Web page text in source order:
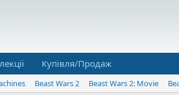
Купівля/Продаж
Beast Wars 2 Beast Wars 2: Movie